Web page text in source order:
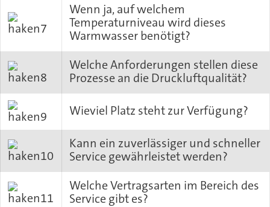
Wenn ja, auf welchem
Temperaturniveau wird dieses
Warmwasser benötigt?
Welche Anforderungen stellen diese
Prozesse an die Druckluftqualität?
Wieviel Platz steht zur Verfügung?
Kann ein zuverlässiger und schneller
Service gewährleistet werden?
Welche Vertragsarten im Bereich des
Service gibt es?